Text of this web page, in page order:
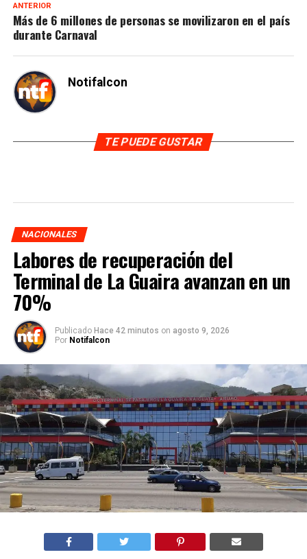
ANTERIOR
Más de 6 millones de personas se movilizaron en el país
durante Carnaval
Notifalcon
TE PUEDE GUSTAR
NACIONALES
Labores de recuperación del
Terminal de La Guaira avanzan en un
70%
Publicado Hace 42 minutos on agosto 9, 2026
Por Notifalcon